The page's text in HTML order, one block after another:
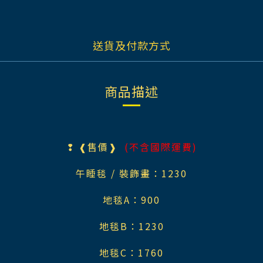
送貨及付款方式
商品描述
❢ ❰售價❱
(不含國際運費)
午睡毯 / 裝飾畫：1230
地毯A ：900
地毯B ：1230
地毯C ：1760